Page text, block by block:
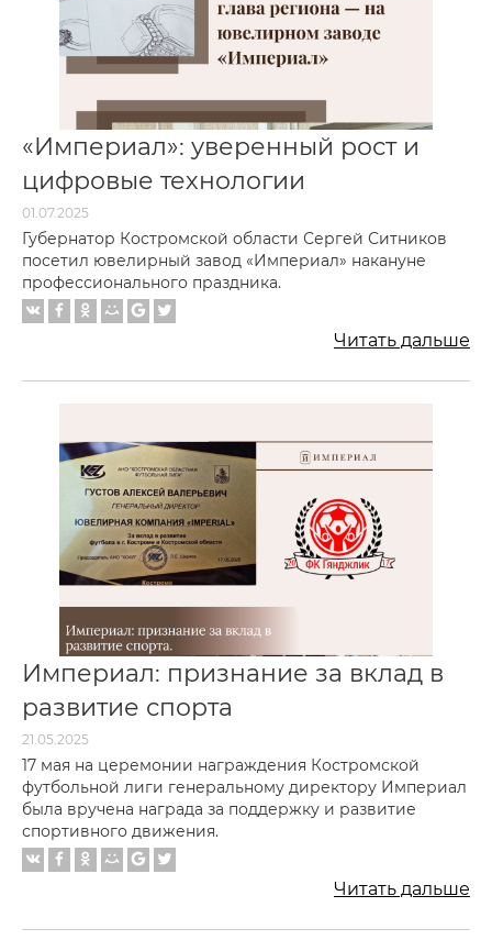
«Империал»: уверенный рост и
цифровые технологии
01.07.2025
Губернатор Костромской области Сергей Ситников
посетил ювелирный завод «Империал» накануне
профессионального праздника.
Читать дальше
Империал: признание за вклад в
развитие спорта
21.05.2025
17 мая на церемонии награждения Костромской
футбольной лиги генеральному директору Империал
была вручена награда за поддержку и развитие
спортивного движения.
Читать дальше